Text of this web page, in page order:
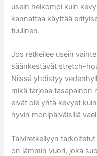
usein heikompi kuin
kannattaa käyttää
tuulinen.
Jos retkeilee usein
säänkestävät stretch-
Niissä yhdistyy
mikä tarjoaa tasapainon
eivät ole yhtä kevyet
hyvin monipäiväisillä
Talviretkeilyyn
on lämmin vuori, joka